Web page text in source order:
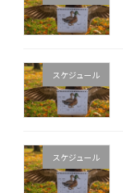
スケジュール
スケジュール